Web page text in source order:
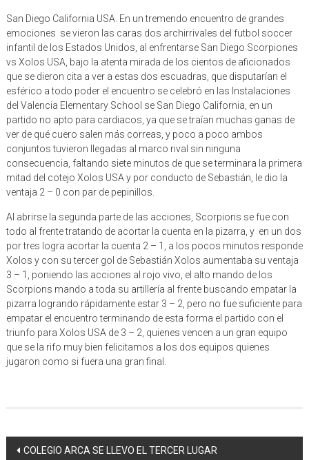
San Diego California USA. En un tremendo encuentro de grandes
emociones se vieron las caras dos archirrivales del futbol soccer
infantil de los Estados Unidos, al enfrentarse San Diego Scorpiones
vs Xolos USA, bajo la atenta mirada de los cientos de aficionados
que se dieron cita a ver a estas dos escuadras, que disputarían el
esférico a todo poder el encuentro se celebró en las Instalaciones
del Valencia Elementary School se San Diego California, en un
partido no apto para cardiacos, ya que se traían muchas ganas de
ver de qué cuero salen más correas, y poco a poco ambos
conjuntos tuvieron llegadas al marco rival sin ninguna
consecuencia, faltando siete minutos de que se terminara la primera
mitad del cotejo Xolos USA y por conducto de Sebastián, le dio la
ventaja 2 – 0 con par de pepinillos.
Al abrirse la segunda parte de las acciones, Scorpions se fue con
todo al frente tratando de acortar la cuenta en la pizarra, y en un dos
por tres logra acortar la cuenta 2 – 1, a los pocos minutos responde
Xolos y con su tercer gol de Sebastián Xolos aumentaba su ventaja
3 – 1, poniendo las acciones al rojo vivo, el alto mando de los
Scorpions mando a toda su artillería al frente buscando empatar la
pizarra logrando rápidamente estar 3 – 2, pero no fue suficiente para
empatar el encuentro terminando de esta forma el partido con el
triunfo para Xolos USA de 3 – 2, quienes vencen a un gran equipo
que se la rifo muy bien felicitamos a los dos equipos quienes
jugaron como si fuera una gran final.
Navegación
COLEGIO ARCA SE LLEVO EL TERCER LUGAR